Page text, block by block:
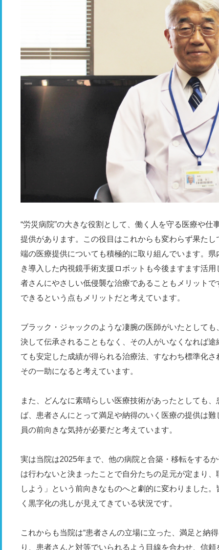
“労災病院”の大きな役割として、働く人を守る医療や
提供があります。この役目はこれからも変わらず果た
端の医療提供についても積極的に取り組んでいます。
き導入した内視鏡手術支援ロボットも今後ますます活
者さんにやさしい低侵襲な治療であることもメリット
できるという点もメリットだと考えています。
ブラック・ジャックのような凄腕の医師がいたとして
決して伝承されることもなく、その人がいなくなれば
ても安定した成績が得られる治療法、すなわち標準化
その一助になると考えています。
また、どんなに素晴らしい医療技術があったとしても
ば、患者さんにとって満足や納得のいく医療の提供は
員の前向きな気持が必要だと考えています。
実は当院は2025年まで、他の病院と合築・移転をする
は行わないと決まったことで自分たちの足元が定まり
しよう」という前向きなものへと劇的に変わりました
く黒字化の兆しが見えてきている状況です。
これからも当院は“患者さんの立場に立った、満足と納
り、患者さんと対等でいられるよう目線を合わせ、信